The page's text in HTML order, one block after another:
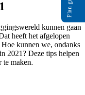
kunnen gaan
heeft het afgelopen
kunnen we, ondanks
in 2021? Deze tips helpen
te maken.